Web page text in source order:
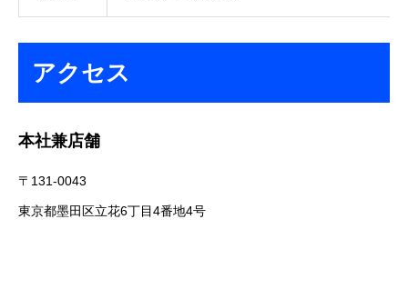
アクセス
本社兼店舗
〒131-0043
東京都墨田区立花6丁目4番地4号